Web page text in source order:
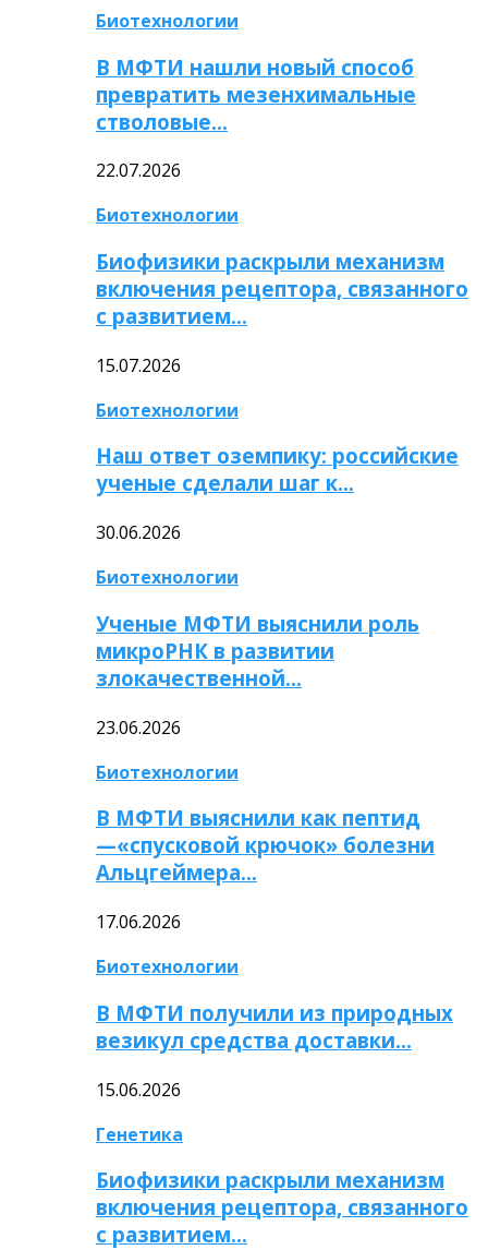
Биотехнологии
В МФТИ нашли новый способ
превратить мезенхимальные
стволовые…
22.07.2026
Биотехнологии
Биофизики раскрыли механизм
включения рецептора, связанного
с развитием…
15.07.2026
Биотехнологии
Наш ответ оземпику: российские
ученые сделали шаг к…
30.06.2026
Биотехнологии
Ученые МФТИ выяснили роль
микроРНК в развитии
злокачественной…
23.06.2026
Биотехнологии
В МФТИ выяснили как пептид
—«спусковой крючок» болезни
Альцгеймера…
17.06.2026
Биотехнологии
В МФТИ получили из природных
везикул средства доставки…
15.06.2026
Генетика
Биофизики раскрыли механизм
включения рецептора, связанного
с развитием…